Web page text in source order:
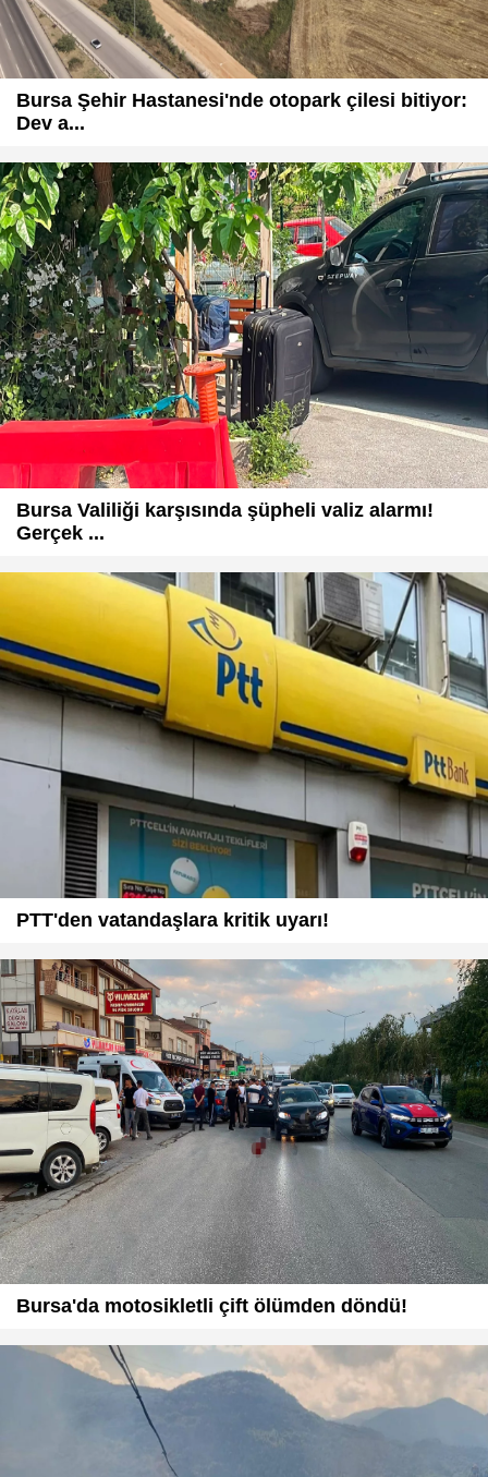
Bursa Şehir Hastanesi'nde otopark çilesi bitiyor:
Dev a...
Bursa Valiliği karşısında şüpheli valiz alarmı!
Gerçek ...
PTT'den vatandaşlara kritik uyarı!
Bursa'da motosikletli çift ölümden döndü!